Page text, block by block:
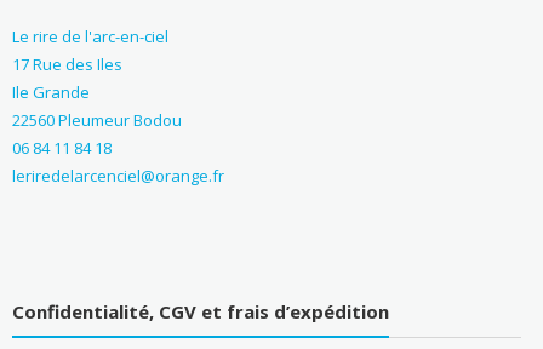
Le rire de l'arc-en-ciel
17 Rue des Iles
Ile Grande
22560 Pleumeur Bodou
06 84 11 84 18
leriredelarcenciel@orange.fr
Confidentialité, CGV et frais d’expédition